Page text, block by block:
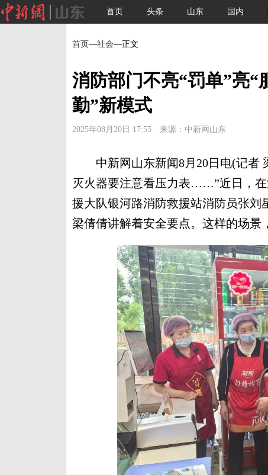
首页 头条 山东 国内
首页—社会—正文
消防部门不亮“罚单”亮“
勤”新模式
2025年08月20日 17:55 来源：中新网山东
中新网山东新闻8月20日电(记者
灭火器要注意看压力表……”近日，
援大队银河路消防救援站消防员张刘
梁倩倩讲解着安全要点。这样的场景